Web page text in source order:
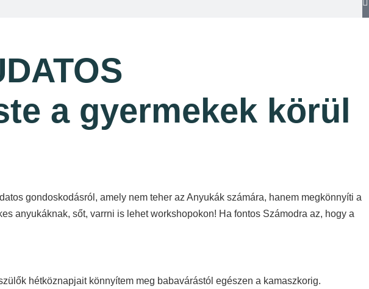
a gyermekek körül
gondoskodásról, amely nem teher az Anyukák számára, hanem megkönnyíti a
anyukáknak, sőt, varrni is lehet workshopokon! Ha fontos Számodra az, hogy a
hétköznapjait könnyítem meg babavárástól egészen a kamaszkorig.